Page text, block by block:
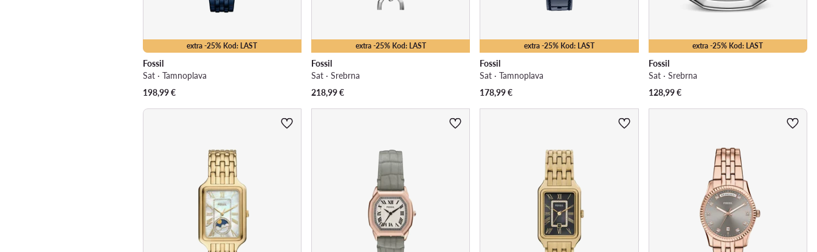
extra -25% Kod: LAST
Fossil
Sat · Tamnoplava
198,99€
extra -25% Kod: LAST
Fossil
Sat · Srebrna
218,99€
extra -25% Kod: LAST
Fossil
Sat · Tamnoplava
178,99€
extra -25% Kod: LAST
Fossil
Sat · Srebrna
128,99€